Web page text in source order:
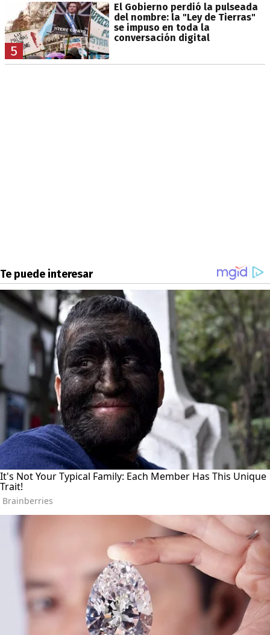
5
El Gobierno perdió la pulseada
del nombre: la "Ley de Tierras"
se impuso en toda la
conversación digital